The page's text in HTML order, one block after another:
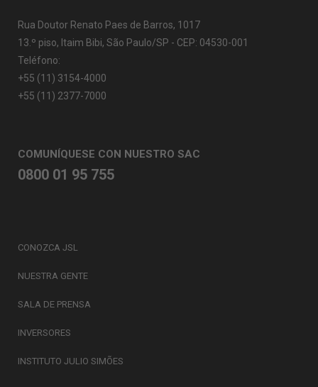
Rua Doutor Renato Paes de Barros, 1017
13.º piso, Itaim Bibi, São Paulo/SP - CEP: 04530-001
Teléfono:
+55 (11) 3154-4000
+55 (11) 2377-7000
COMUNÍQUESE CON NUESTRO SAC
0800 01 95 755
CONOZCA JSL
NUESTRA GENTE
SALA DE PRENSA
INVERSORES
INSTITUTO JULIO SIMÕES